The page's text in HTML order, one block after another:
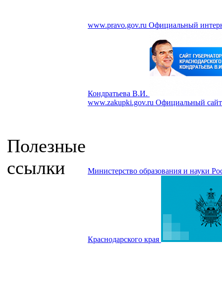
Полезные
ссылки
www.pravo.gov.ru Официальный
Кондратьева В.И.
www.zakupki.gov.ru Официальный
Министерство образования и науки
Краснодарского края